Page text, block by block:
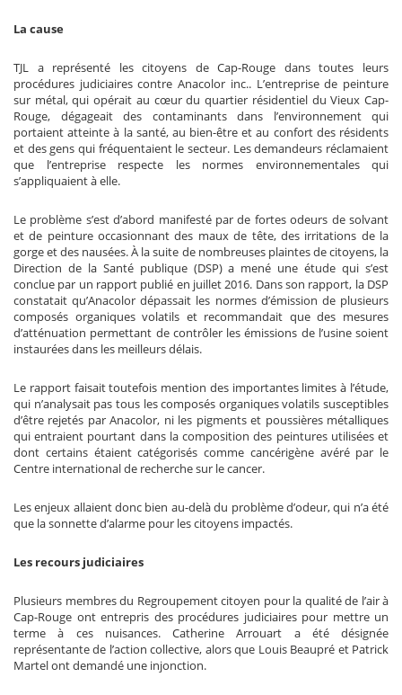
La cause
TJL a représenté les citoyens de Cap-Rouge dans toutes leurs
procédures judiciaires contre Anacolor inc.. L’entreprise de peinture
sur métal, qui opérait au cœur du quartier résidentiel du Vieux Cap-
Rouge, dégageait des contaminants dans l’environnement qui
portaient atteinte à la santé, au bien-être et au confort des résidents
et des gens qui fréquentaient le secteur. Les demandeurs réclamaient
que l’entreprise respecte les normes environnementales qui
s’appliquaient à elle.
Le problème s’est d’abord manifesté par de fortes odeurs de solvant
et de peinture occasionnant des maux de tête, des irritations de la
gorge et des nausées. À la suite de nombreuses plaintes de citoyens, la
Direction de la Santé publique (DSP) a mené une étude qui s’est
conclue par un rapport publié en juillet 2016. Dans son rapport, la DSP
constatait qu’Anacolor dépassait les normes d’émission de plusieurs
composés organiques volatils et recommandait que des mesures
d’atténuation permettant de contrôler les émissions de l’usine soient
instaurées dans les meilleurs délais.
Le rapport faisait toutefois mention des importantes limites à l’étude,
qui n’analysait pas tous les composés organiques volatils susceptibles
d’être rejetés par Anacolor, ni les pigments et poussières métalliques
qui entraient pourtant dans la composition des peintures utilisées et
dont certains étaient catégorisés comme cancérigène avéré par le
Centre international de recherche sur le cancer.
Les enjeux allaient donc bien au-delà du problème d’odeur, qui n’a été
que la sonnette d’alarme pour les citoyens impactés.
Les recours judiciaires
Plusieurs membres du Regroupement citoyen pour la qualité de l’air à
Cap-Rouge ont entrepris des procédures judiciaires pour mettre un
terme à ces nuisances. Catherine Arrouart a été désignée
représentante de l’action collective, alors que Louis Beaupré et Patrick
Martel ont demandé une injonction.